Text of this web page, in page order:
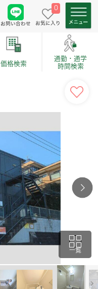
お問い合わせ
0
お気に入り
価格検索
通勤・通学
時間検索
一覧